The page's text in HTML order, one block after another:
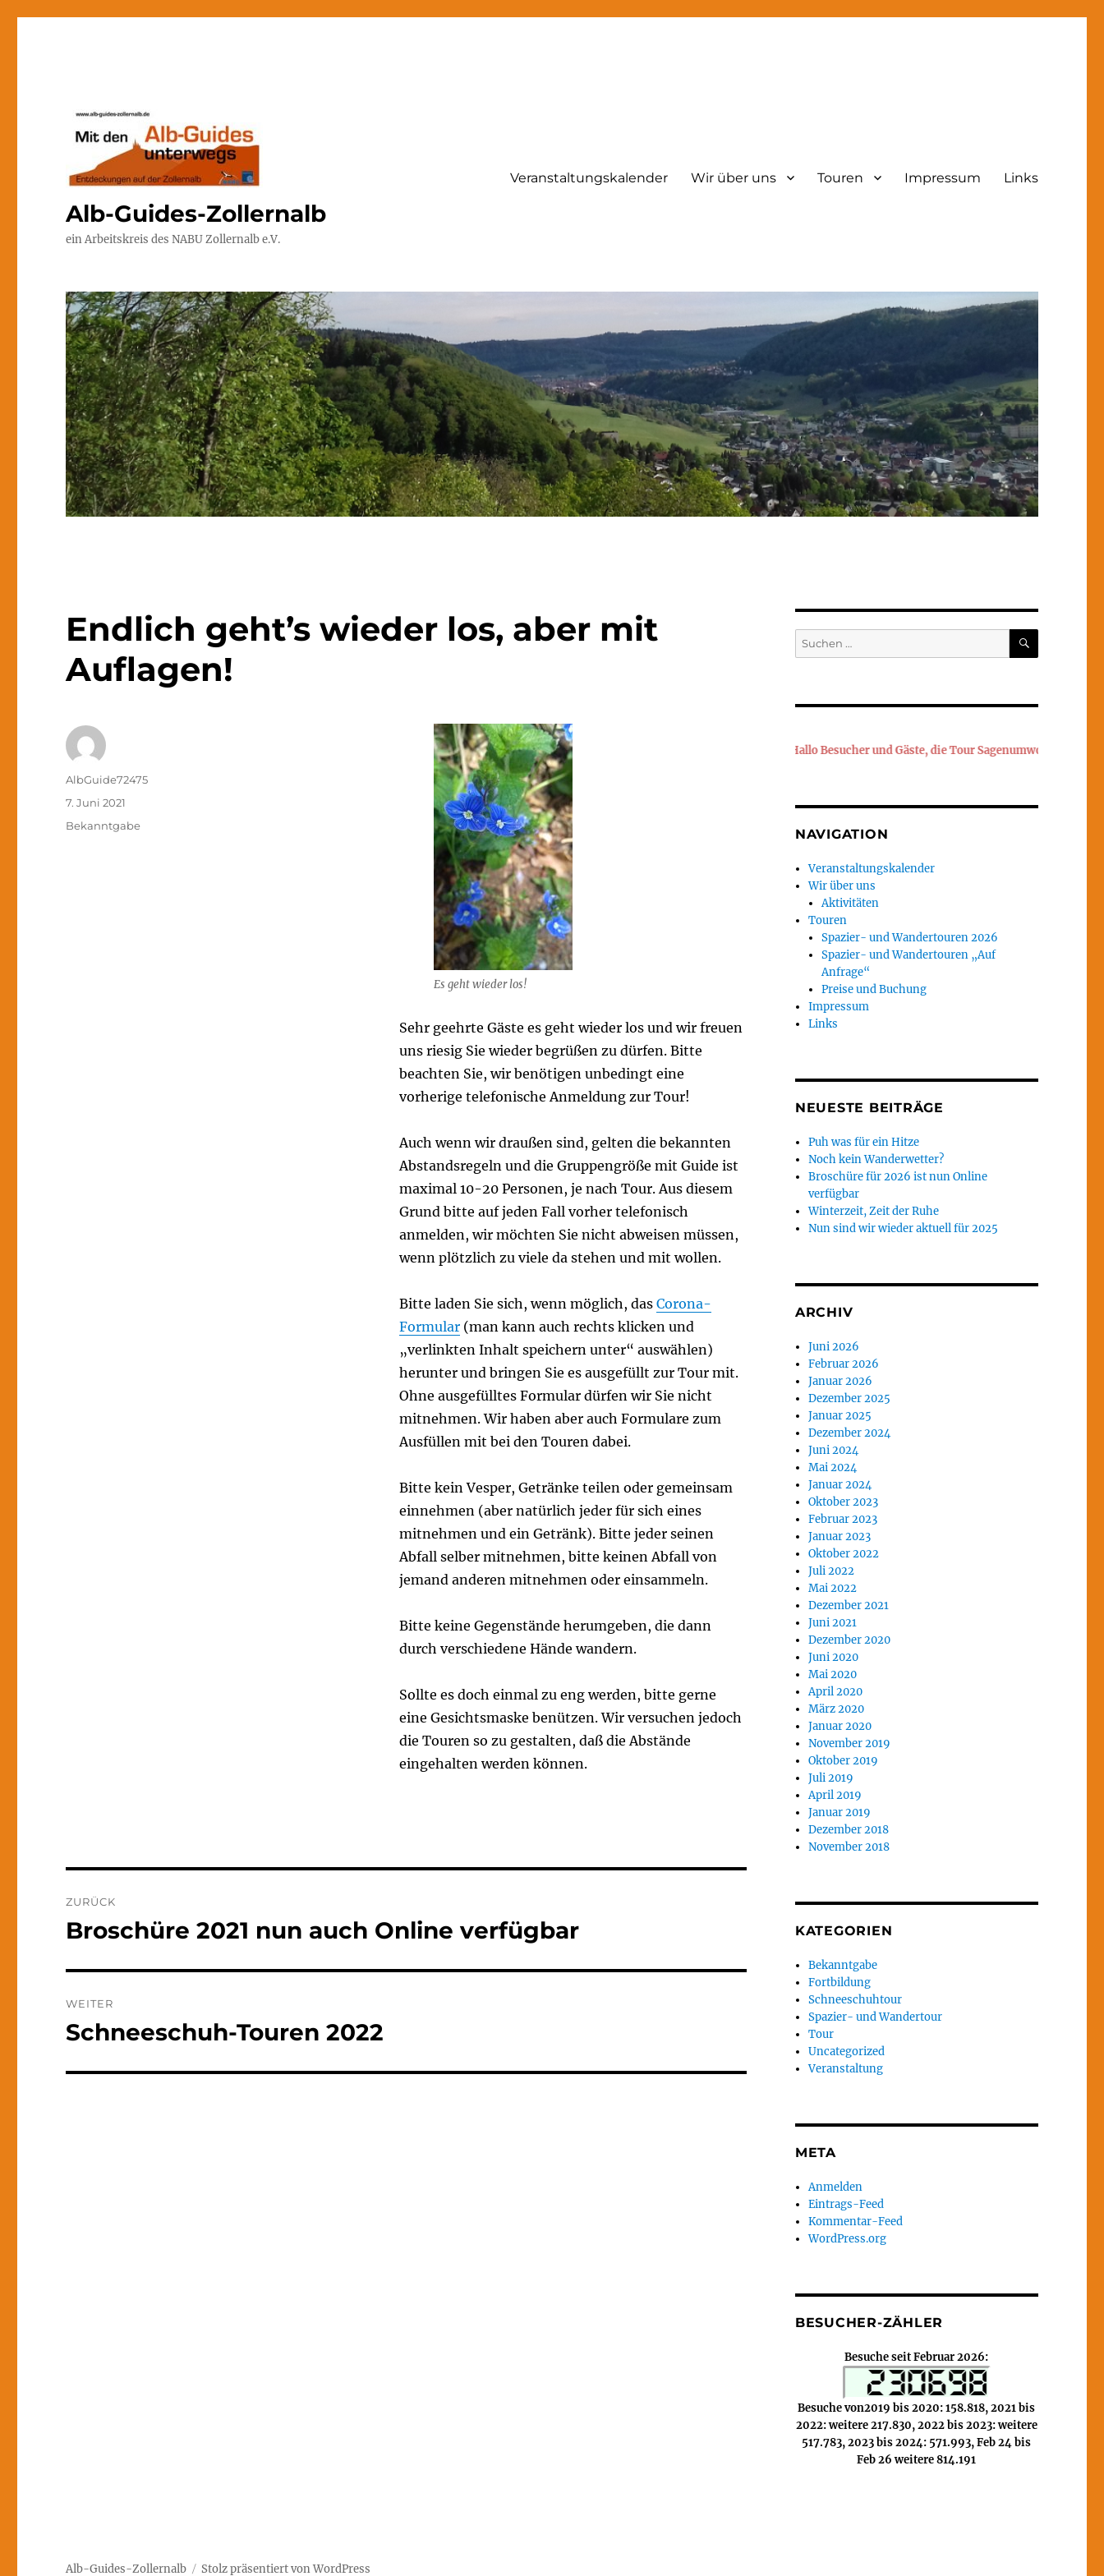
Alb-Guides-Zollernalb
ein Arbeitskreis des NABU Zollernalb e.V.
Veranstaltungskalender Wir über uns Touren Impressum Links
Endlich geht’s wieder los, aber mit
Auflagen!
Es geht wieder los!
Sehr geehrte Gäste es geht wieder los und wir freuen
uns riesig Sie wieder begrüßen zu dürfen. Bitte
beachten Sie, wir benötigen unbedingt eine
vorherige telefonische Anmeldung zur Tour!
Auch wenn wir draußen sind, gelten die bekannten
Abstandsregeln und die Gruppengröße mit Guide ist
maximal 10-20 Personen, je nach Tour. Aus diesem
Grund bitte auf jeden Fall vorher telefonisch
anmelden, wir möchten Sie nicht abweisen müssen,
wenn plötzlich zu viele da stehen und mit wollen.
Bitte laden Sie sich, wenn möglich, das Corona-
Formular (man kann auch rechts klicken und
„verlinkten Inhalt speichern unter“ auswählen)
herunter und bringen Sie es ausgefüllt zur Tour mit.
Ohne ausgefülltes Formular dürfen wir Sie nicht
mitnehmen. Wir haben aber auch Formulare zum
Ausfüllen mit bei den Touren dabei.
Bitte kein Vesper, Getränke teilen oder gemeinsam
einnehmen (aber natürlich jeder für sich eines
mitnehmen und ein Getränk). Bitte jeder seinen
Abfall selber mitnehmen, bitte keinen Abfall von
jemand anderen mitnehmen oder einsammeln.
Bitte keine Gegenstände herumgeben, die dann
durch verschiedene Hände wandern.
Sollte es doch einmal zu eng werden, bitte gerne
eine Gesichtsmaske benützen. Wir versuchen jedoch
die Touren so zu gestalten, daß die Abstände
eingehalten werden können.
Autor
AlbGuide72475
Veröffentlicht
am
7. Juni 2021
Kategorien
Bekanntgabe
ZURÜCK
Vorheriger
Broschüre 2021 nun auch Online verfügbar
WEITER
Nächster
Schneeschuh-Touren 2022
Suchen
nach:
SUCHEN
Hallo Besucher und Gäste, die Tour Sagenumwobener Heuberg
NAVIGATION
Veranstaltungskalender
Wir über uns
Aktivitäten
Touren
Spazier- und Wandertouren 2026
Spazier- und Wandertouren „Auf
Anfrage“
Preise und Buchung
Impressum
Links
NEUESTE BEITRÄGE
Puh was für ein Hitze
Noch kein Wanderwetter?
Broschüre für 2026 ist nun Online
verfügbar
Winterzeit, Zeit der Ruhe
Nun sind wir wieder aktuell für 2025
ARCHIV
Juni 2026
Februar 2026
Januar 2026
Dezember 2025
Januar 2025
Dezember 2024
Juni 2024
Mai 2024
Januar 2024
Oktober 2023
Februar 2023
Januar 2023
Oktober 2022
Juli 2022
Mai 2022
Dezember 2021
Juni 2021
Dezember 2020
Juni 2020
Mai 2020
April 2020
März 2020
Januar 2020
November 2019
Oktober 2019
Juli 2019
April 2019
Januar 2019
Dezember 2018
November 2018
KATEGORIEN
Bekanntgabe
Fortbildung
Schneeschuhtour
Spazier- und Wandertour
Tour
Uncategorized
Veranstaltung
META
Anmelden
Eintrags-Feed
Kommentar-Feed
WordPress.org
BESUCHER-ZÄHLER
Besuche seit Februar 2026:
Besuche von2019 bis 2020: 158.818, 2021 bis
2022: weitere 217.830, 2022 bis 2023: weitere
517.783, 2023 bis 2024: 571.993, Feb 24 bis
Feb 26 weitere 814.191
Alb-Guides-Zollernalb Stolz präsentiert von WordPress